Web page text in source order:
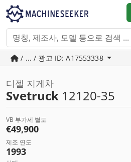
/ ... / 광고 ID: A17553338
디젤 지게차
Svetruck 12120-35
VB 부가세 별도
€49,900
제조 연도
1993